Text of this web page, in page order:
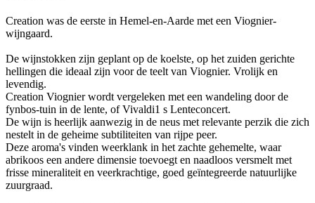
Creation was de eerste in Hemel-en-Aarde met een Viognier-
wijngaard.
De wijnstokken zijn geplant op de koelste, op het zuiden gerichte
hellingen die ideaal zijn voor de teelt van Viognier. Vrolijk en
levendig.
Creation Viognier wordt vergeleken met een wandeling door de
fynbos-tuin in de lente, of Vivaldi1 s Lenteconcert.
De wijn is heerlijk aanwezig in de neus met relevante perzik die zich
nestelt in de geheime subtiliteiten van rijpe peer.
Deze aroma's vinden weerklank in het zachte gehemelte, waar
abrikoos een andere dimensie toevoegt en naadloos versmelt met
frisse mineraliteit en veerkrachtige, goed geïntegreerde natuurlijke
zuurgraad.